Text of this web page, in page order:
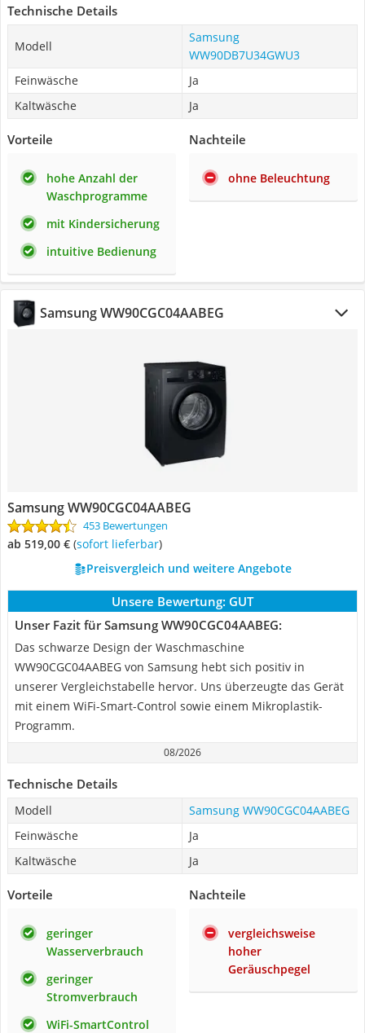
Technische Details
Modell
Samsung
WW90DB7U34GWU3
Feinwäsche
Ja
Kaltwäsche
Ja
Vorteile
hohe Anzahl der
Waschprogramme
mit Kindersicherung
intuitive Bedienung
Nachteile
ohne Beleuchtung
Samsung WW90CGC04AABEG
Samsung WW90CGC04AABEG
453 Bewertungen
ab 519,00 € ( Sofort lieferbar)
Preisvergleich und weitere Angebote
Unsere Bewertung: GUT
Unser Fazit für Samsung WW90CGC04AABEG:
Das schwarze Design der Waschmaschine
WW90CGC04AABEG von Samsung hebt sich positiv in
unserer Vergleichstabelle hervor. Uns überzeugte das Gerät
mit einem WiFi-Smart-Control sowie einem Mikroplastik-
Programm.
08/2026
Technische Details
Modell
Samsung WW90CGC04AABEG
Feinwäsche
Ja
Kaltwäsche
Ja
Vorteile
geringer
Wasserverbrauch
geringer
Stromverbrauch
WiFi-SmartControl
Nachteile
vergleichsweise
hoher
Geräuschpegel